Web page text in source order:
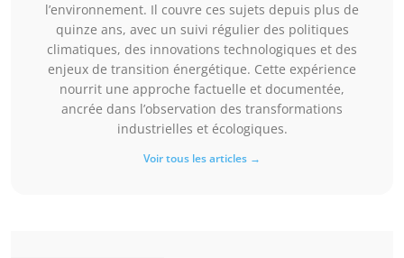
l’environnement. Il couvre ces sujets depuis plus de
quinze ans, avec un suivi régulier des politiques
climatiques, des innovations technologiques et des
enjeux de transition énergétique. Cette expérience
nourrit une approche factuelle et documentée,
ancrée dans l’observation des transformations
industrielles et écologiques.
Voir tous les articles →